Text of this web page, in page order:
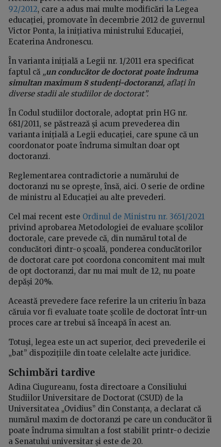
92/2012, care a adus mai multe modificări la Legea
educației, promovate în decembrie 2012 de guvernul
Victor Ponta, la inițiativa ministrului Educației,
Ecaterina Andronescu.
În varianta inițială a Legii nr. 1/2011 era specificat
faptul că „un conducător de doctorat poate îndruma
simultan maximum 8 studenți-doctoranzi, aflați în
diverse stadii ale studiilor de doctorat”.
În Codul studiilor doctorale, adoptat prin HG nr.
681/2011, se păstrează și acum prevederea din
varianta inițială a Legii educației, care spune că un
coordonator poate îndruma simultan doar opt
doctoranzi.
Reglementarea contradictorie a numărului de
doctoranzi nu se oprește, însă, aici. O serie de ordine
de ministru al Educației au alte prevederi.
Cel mai recent este Ordinul de Ministru nr. 3651/2021
privind aprobarea Metodologiei de evaluare școlilor
doctorale, care prevede că, din numărul total de
conducători dintr-o școală, ponderea conducătorilor
de doctorat care pot coordona concomitent mai mult
de opt doctoranzi, dar nu mai mult de 12, nu poate
depăși 20%.
Această prevedere face referire la un criteriu în baza
căruia vor fi evaluate toate școlile de doctorat într-un
proces care ar trebui să înceapă în acest an.
Totuși, legea este un act superior, deci prevederile ei
„bat” dispozițiile din toate celelalte acte juridice.
Schimbări tardive
Adina Ciugureanu, fosta directoare a Consiliului
Studiilor Universitare de Doctorat (CSUD) de la
Universitatea „Ovidius” din Constanța, a declarat că
numărul maxim de doctoranzi pe care un conducător îi
poate îndruma simultan a fost stabilit printr-o decizie
a Senatului universitar și este de 20.